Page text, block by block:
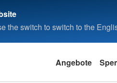
the switch to switch to the
Angebote